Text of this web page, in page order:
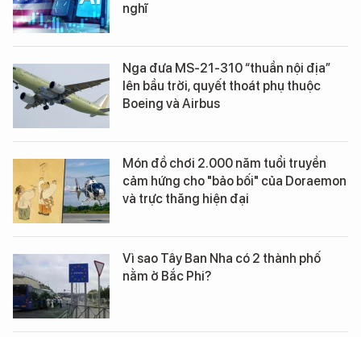
nghĩ
Nga đưa MS-21-310 “thuần nội địa”
lên bầu trời, quyết thoát phụ thuộc
Boeing và Airbus
Món đồ chơi 2.000 năm tuổi truyền
cảm hứng cho "bảo bối" của Doraemon
và trực thăng hiện đại
Vì sao Tây Ban Nha có 2 thành phố
nằm ở Bắc Phi?